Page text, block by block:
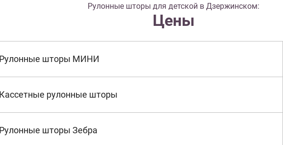
Рулонные шторы для детской в Дзержинском:
Цены
Рулонные шторы МИНИ
Кассетные рулонные шторы
Рулонные шторы Зебра